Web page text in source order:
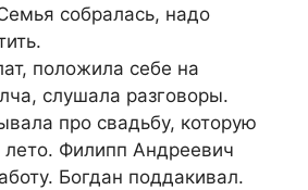
собралась, надо
положила себе на
слушала разговоры.
про свадьбу, которую
лето. Филипп Андреевич
Богдан поддакивал.